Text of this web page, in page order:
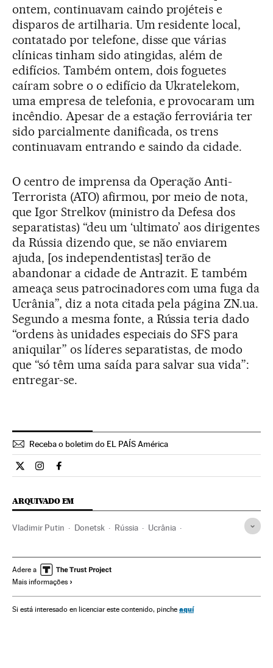
ontem, continuavam caindo projéteis e
disparos de artilharia. Um residente local,
contatado por telefone, disse que várias
clínicas tinham sido atingidas, além de
edifícios. Também ontem, dois foguetes
caíram sobre o o edifício da Ukratelekom,
uma empresa de telefonia, e provocaram um
incêndio. Apesar de a estação ferroviária ter
sido parcialmente danificada, os trens
continuavam entrando e saindo da cidade.
O centro de imprensa da Operação Anti-
Terrorista (ATO) afirmou, por meio de nota,
que Igor Strelkov (ministro da Defesa dos
separatistas) “deu um ‘ultimato’ aos dirigentes
da Rússia dizendo que, se não enviarem
ajuda, [os independentistas] terão de
abandonar a cidade de Antrazit. E também
ameaça seus patrocinadores com uma fuga da
Ucrânia”, diz a nota citada pela página ZN.ua.
Segundo a mesma fonte, a Rússia teria dado
“ordens às unidades especiais do SFS para
aniquilar” os líderes separatistas, de modo
que “só têm uma saída para salvar sua vida”:
entregar-se.
Receba o boletim do EL PAÍS América
Internacional El País Brasil en Twitter
Internacional El País Brasil en Instagram
Internacional El País Brasil en Facebook
ARQUIVADO EM
Vladimir Putin Donetsk Rússia Ucrânia
Relações exteriores Donbás
Adere a
Mais informações
Si está interesado en licenciar este contenido, pinche aquí